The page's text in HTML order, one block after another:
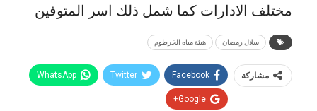
مختلف الادارات كما شمل ذلك اسر المتوفين
سلال رمضان هيئة مياه الخرطوم
مشاركة Facebook
Twitter
WhatsApp
Google+